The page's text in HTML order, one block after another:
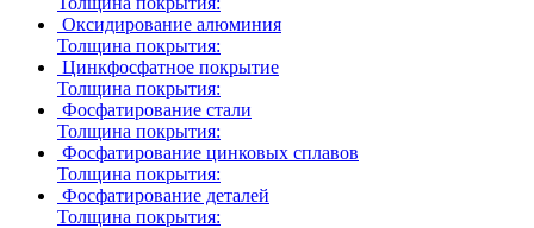
Оксидирование алюминия
Толщина покрытия:
Цинкфосфатное покрытие
Толщина покрытия:
Фосфатирование стали
Толщина покрытия:
Фосфатирование цинковых сплавов
Толщина покрытия:
Фосфатирование деталей
Толщина покрытия: